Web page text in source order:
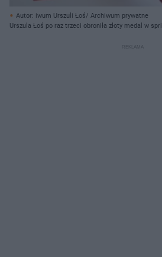
Autor: iwum Urszuli Łoś/ Archiwum prywatne
Urszula Łoś po raz trzeci obroniła złoty medal w